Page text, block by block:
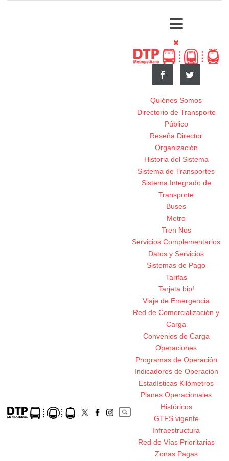
Quiénes Somos
Directorio de Transporte
Público
Reseña Director
Organización
Historia del Sistema
Sistema de Transportes
Sistema Integrado de
Transporte
Buses
Metro
Tren Nos
Servicios Complementarios
Datos y Servicios
Sistemas de Pago
Tarifas
Tarjeta bip!
Viaje de Emergencia
Red de Comercialización y
Carga
Convenios de Carga
Operaciones
Programas de Operación
Indicadores de Operación
Estadísticas Kilómetros
Planes Operacionales
Históricos
GTFS vigente
Infraestructura
Red de Vías Prioritarias
Zonas Pagas